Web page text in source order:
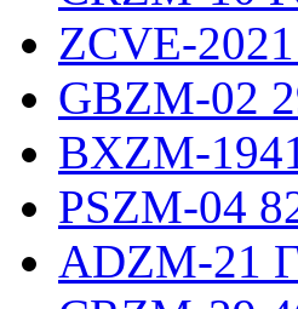
ZCVE-2021
GBZM-02
BXZM-
PSZM-04
ADZM-21